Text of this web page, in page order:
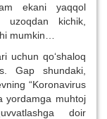
ekani yaqqol
kichik,
mumkin…
uchun qo‘shaloq
Gap shundaki,
“Koronavirus
yordamga muhtoj
doir